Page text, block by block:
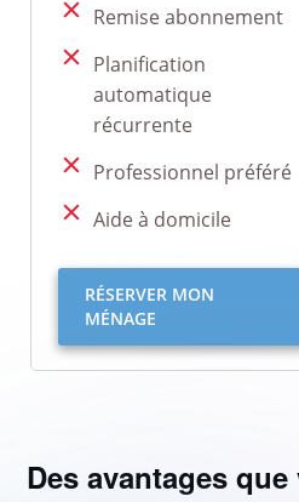
Remise abonnement
Planification
automatique
récurrente
Professionnel préféré
Aide à domicile
RÉSERVER MON
MÉNAGE
Des avantages